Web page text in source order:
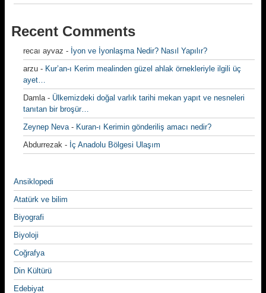
Recent Comments
recaı ayvaz - İyon ve İyonlaşma Nedir? Nasıl Yapılır?
arzu - Kur’an-ı Kerim mealinden güzel ahlak örnekleriyle ilgili üç
ayet…
Damla - Ülkemizdeki doğal varlık tarihi mekan yapıt ve nesneleri
tanıtan bir broşür…
Zeynep Neva - Kuran-ı Kerimin gönderiliş amacı nedir?
Abdurrezak - İç Anadolu Bölgesi Ulaşım
Ansiklopedi
Atatürk ve bilim
Biyografi
Biyoloji
Coğrafya
Din Kültürü
Edebiyat